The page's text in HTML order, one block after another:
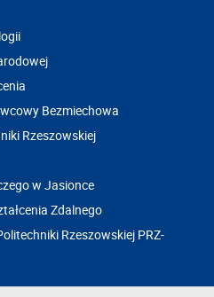
Bezmiechowa
Rzeszowskiej
w Jasionce
Zdalnego
Rzeszowskiej PRZ-